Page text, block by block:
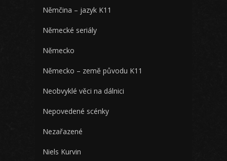
Němčina – jazyk K11
Německé seriály
Německo
Německo – země původu K11
Neobvyklé věci na dálnici
Nepovedené scénky
Nezařazené
Niels Kurvin